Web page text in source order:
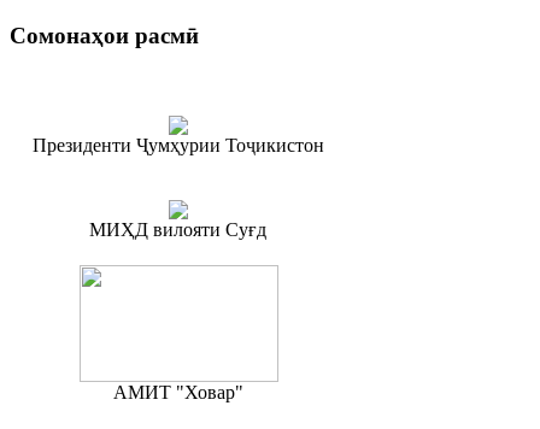
Сомонаҳои расмӣ
Президенти Ҷумҳурии Тоҷикистон
МИҲД вилояти Суғд
АМИТ "Ховар"